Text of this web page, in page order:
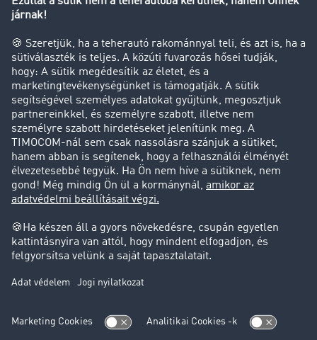
Tehergépkocsi-forgalomkorlátozás
Cég
Sikertörténetek
Ügyfél hoz ügyfelet
Jogi információk
Impresszum
Adatvédelem
süti-beállítások
Támogatás